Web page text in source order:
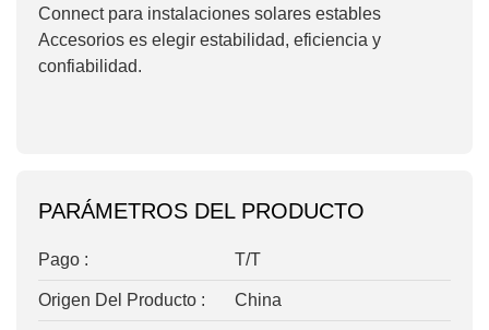
Connect para instalaciones solares estables
Accesorios es elegir estabilidad, eficiencia y
confiabilidad.
PARÁMETROS DEL PRODUCTO
Pago : T/T
Origen Del Producto : China